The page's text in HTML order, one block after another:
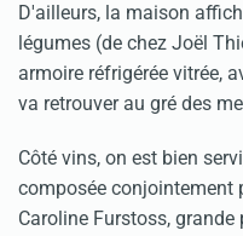
D'ailleurs, la maison
légumes (de chez Joël
armoire réfrigérée vitrée,
va retrouver au gré des
Côté vins, on est bien
composée conjointement
Caroline Furstoss,